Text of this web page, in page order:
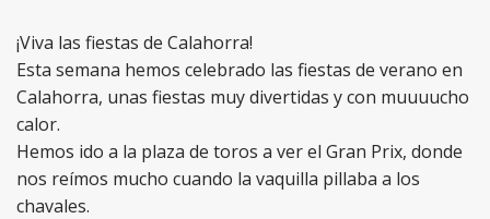
¡Viva las fiestas de Calahorra!
Esta semana hemos celebrado las fiestas de verano en
Calahorra, unas fiestas muy divertidas y con muuuucho
calor.
Hemos ido a la plaza de toros a ver el Gran Prix, donde
nos reímos mucho cuando la vaquilla pillaba a los
chavales.